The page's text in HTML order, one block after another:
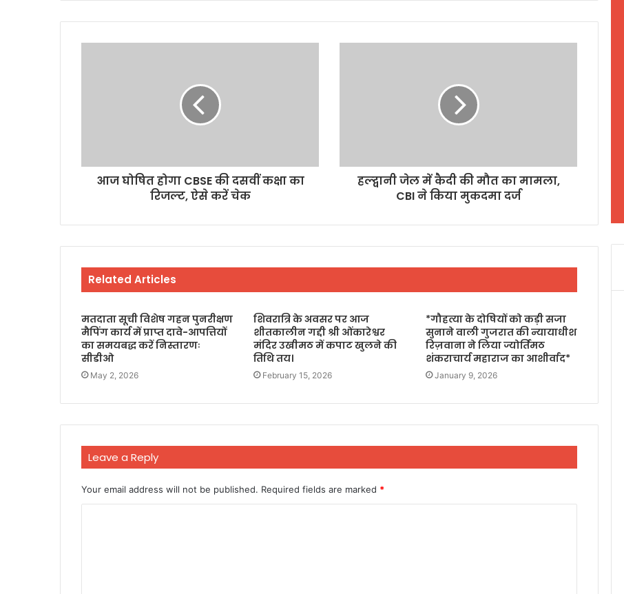
आज घोषित होगा CBSE की दसवीं कक्षा का
रिजल्ट, ऐसे करें चेक
हल्द्वानी जेल में कैदी की मौत का मामला,
CBI ने किया मुकदमा दर्ज
Related Articles
मतदाता सूची विशेष गहन पुनरीक्षण
मैपिंग कार्य में प्राप्त दावे-आपत्तियों
का समयबद्ध करें निस्तारणः
सीडीओ
May 2, 2026
शिवरात्रि के अवसर पर आज
शीतकालीन गद्दी श्री ओंकारेश्वर
मंदिर उखीमठ में कपाट खुलने की
तिथि तय।
February 15, 2026
*गौहत्या के दोषियों को कड़ी सजा
सुनाने वाली गुजरात की न्यायाधीश
रिज़वाना ने लिया ज्योर्तिमठ
शंकराचार्य महाराज का आशीर्वाद*
January 9, 2026
Leave a Reply
Your email address will not be published. Required fields are marked *